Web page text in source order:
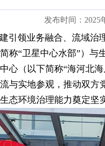
发布时间：2025
领业务融合、流域治
称“卫星中心水部”）
心（以下简称“海河北
与实地参观，推动双
态环境治理能力奠定坚